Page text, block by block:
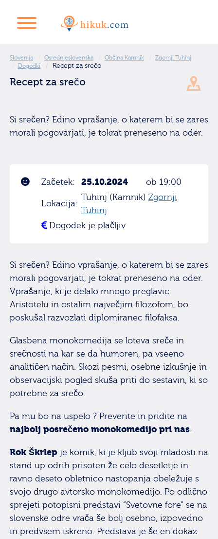
Slovenija Osrednjeslovenska Občina Kamnik
Zgornji Tuhinj
Dogodki
Recept za srečo
Recept za srečo
Si srečen? Edino vprašanje, o katerem bi se zares
morali pogovarjati, je tokrat preneseno na oder.
Začetek: 25.10.2024 ob 19:00
Lokacija:
Tuhinj (Kamnik) Zgornji
Tuhinj
Dogodek je plačljiv
Si srečen? Edino vprašanje, o katerem bi se zares
morali pogovarjati, je tokrat preneseno na oder.
Vprašanje, ki je delalo mnogo preglavic
Aristotelu in ostalim največjim filozofom, bo
poskušal razvozlati diplomiranec filofaksa.
Glasbena monokomedija se loteva sreče in
srečnosti na kar se da humoren, pa vseeno
analitičen način. Skozi pesmi, osebne izkušnje in
observacijski pogled skuša priti do sestavin, ki so
potrebne za srečo.
Pa mu bo na uspelo ? Preverite in pridite na
najbolj posrečeno monokomedijo pri nas.
Rok Škrlep je komik, ki je kljub svoji mladosti na
stand up odrih prisoten že celo desetletje in
ravno deseto obletnico nastopanja obeležuje s
svojo drugo avtorsko monokomedijo. Po odlično
sprejeti potopisni predstavi “Svetovne fore” se na
slovenske odre vrača še bolj osebno, izpovedno
in predvsem iskreno. Predstava je še en dokaz